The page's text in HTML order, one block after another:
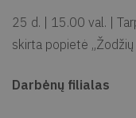
25 d. | 15.00 val. |
skirta popietė „Žodžių
Darbėnų filialas